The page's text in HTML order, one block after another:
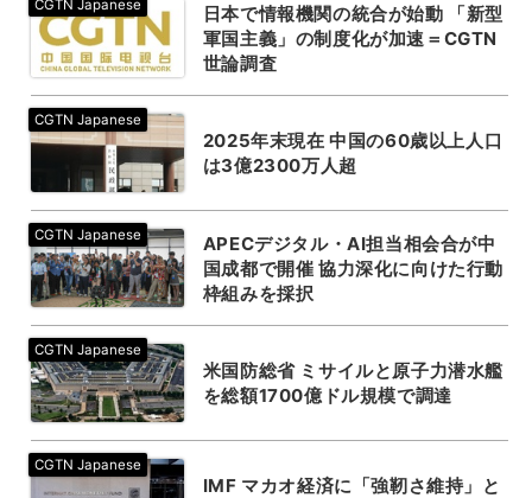
日本で情報機関の統合が始動 「新型
軍国主義」の制度化が加速＝CGTN
世論調査
2025年末現在 中国の60歳以上人口
は3億2300万人超
APECデジタル・AI担当相会合が中
国成都で開催 協力深化に向けた行動
枠組みを採択
米国防総省 ミサイルと原子力潜水艦
を総額1700億ドル規模で調達
IMF マカオ経済に「強靭さ維持」と